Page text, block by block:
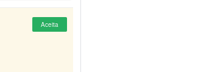
Aceita